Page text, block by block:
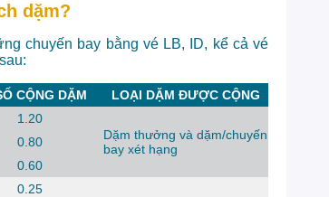
dặm?
chuyến bay bằng vé LB, ID, kể cả vé
CỘNG DẶM
LOẠI DẶM ĐƯỢC CỘNG
1.20
Dặm thưởng và dặm/chuyến
bay xét hạng
0.80
0.60
0.25